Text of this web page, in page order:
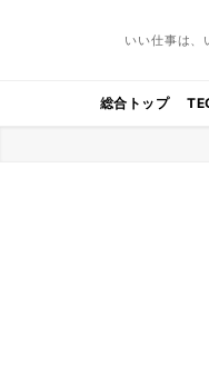
いい仕事は、
総合トップ